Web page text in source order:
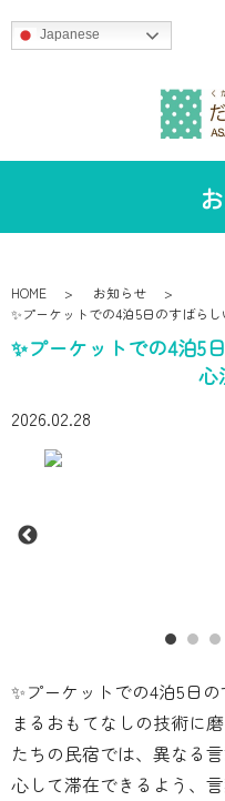
Japanese
HOME
お知らせ
✨プーケットでの4泊5日のすばら
✨プーケットでの4泊5
心
2026.02.28
✨プーケットでの4泊5日
まるおもてなしの技術に
たちの民宿では、異なる
心して滞在できるよう、